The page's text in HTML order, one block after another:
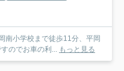
南小学校まで徒歩11分、平岡
のでお車の利...
もっと見る